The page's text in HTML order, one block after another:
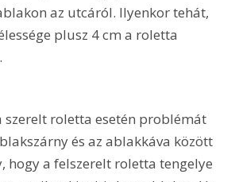
az utcáról. Ilyenkor tehát,
plusz 4 cm a roletta
szerelt roletta esetén problémát
és az ablakkáva között
hogy a felszerelt roletta tengelye